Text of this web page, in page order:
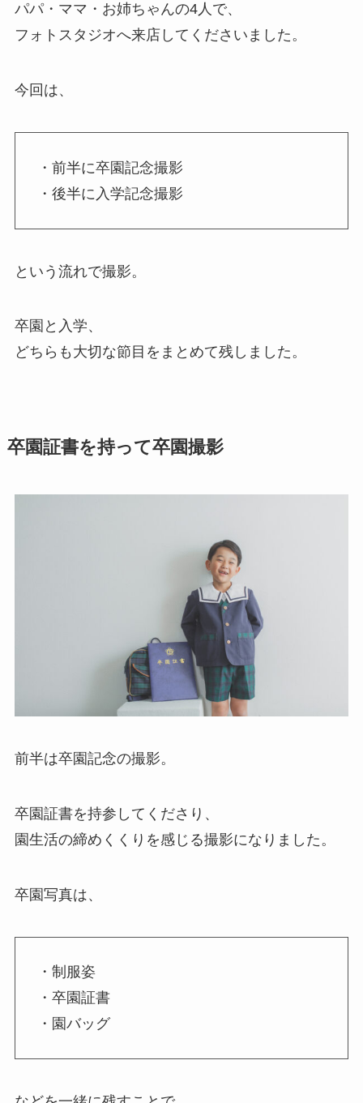
パパ・ママ・お姉ちゃんの4人で、
フォトスタジオへ来店してくださいました。
今回は、
・前半に卒園記念撮影
・後半に入学記念撮影
という流れで撮影。
卒園と入学、
どちらも大切な節目をまとめて残しました。
卒園証書を持って卒園撮影
前半は卒園記念の撮影。
卒園証書を持参してくださり、
園生活の締めくくりを感じる撮影になりました。
卒園写真は、
・制服姿
・卒園証書
・園バッグ